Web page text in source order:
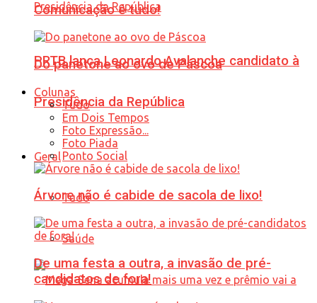
PRTB lança Leonardo Avalanche candidato à
Presidência da República
Geral
Tudo
Saúde
Comunicação é tudo!
Do panetone ao ovo de Páscoa
Colunas
Tudo
Em Dois Tempos
Foto Expressão...
Foto Piada
Ponto Social
Árvore não é cabide de sacola de lixo!
De uma festa a outra, a invasão de pré-
candidatos de fora!